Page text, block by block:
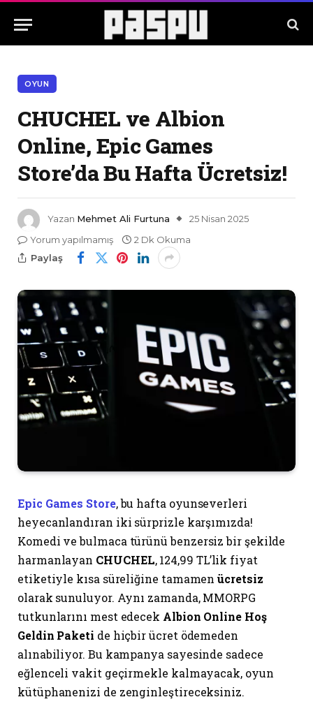
OYUN
CHUCHEL ve Albion
Online, Epic Games
Store’da Bu Hafta Ücretsiz!
Yazan Mehmet Ali Furtuna
25 Nisan 2025
Yorum yapılmamış
2 Dk Okuma
Paylaş
Epic Games Store, bu hafta oyunseverleri
heyecanlandıran iki sürprizle karşımızda!
Komedi ve bulmaca türünü benzersiz bir şekilde
harmanlayan CHUCHEL, 124,99 TL’lik fiyat
etiketiyle kısa süreliğine tamamenücretsiz
olarak sunuluyor. Aynı zamanda, MMORPG
tutkunlarını mest edecek Albion Online Hoş
Geldin Paketi de hiçbir ücret ödemeden
alınabiliyor. Bu kampanya sayesinde sadece
eğlenceli vakit geçirmekle kalmayacak, oyun
kütüphanenizi de zenginleştireceksiniz.